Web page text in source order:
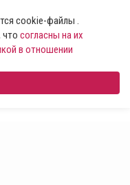
cookie-файлы .
что согласны на их
в отношении